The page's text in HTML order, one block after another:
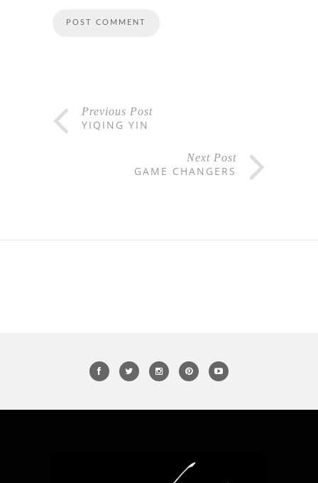
Previous Post
YIQING YIN
Next Post
GAME CHANGERS